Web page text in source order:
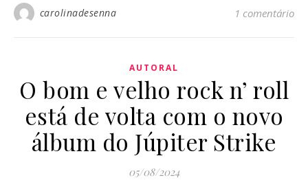
carolinadesenna 1 comentário
AUTORAL
O bom e velho rock n’ roll
está de volta com o novo
álbum do Júpiter Strike
05/08/2024